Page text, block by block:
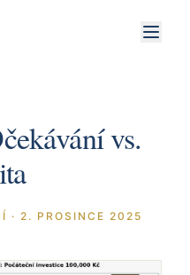
vs.
· 2. PROSINCE 2025